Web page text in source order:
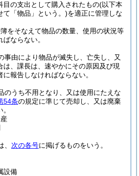
目の支出として購入されたもの(以下本
て「物品」という。)を適正に管理しな
をそなえて物品の数量、使用の状況等
ならない。
事由により物品が滅失し、亡失し、又
は、課長は、速やかにその原因及び現
報告しなければならない。
のうち不用となり、又は使用にたえな
54条の規定に準じて売却し、又は廃棄
次の各号に掲げるものをいう。
設備